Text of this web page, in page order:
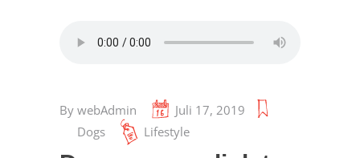
By webAdmin
Juli 17, 2019
Dogs
Lifestyle